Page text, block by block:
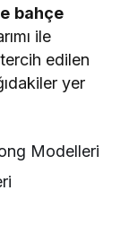
bahçe
ile
edilen
yer
Modelleri